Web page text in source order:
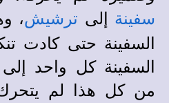
سفينة إلى ترشيش،
السفينة حتى كادت
السفينة كل واحد
من كل هذا لم